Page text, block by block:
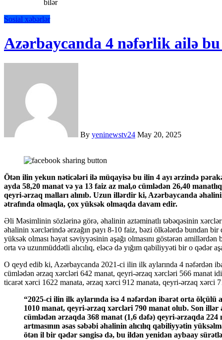
bilər
Sosial xəbərlər
Azərbaycanda 4 nəfərlik ailə
By yeninewstv24 May 20, 2025
Ötən ilin yekun nəticələri ilə müqayisə bu ilin 4 ayı ərzində pərakəndə ticarət şəbəkəsində əhalinin bir nəfəri orta hesabla
ayda 58,20 manat və ya 13 faiz az mal,o cümlədən 26,40
qeyri-ərzaq malları alınıb. Uzun illərdir ki, Azərbaycanda
ətrafında olmaqla, çox yüksək olmaqda davam edir.
Əli Məsimlinin sözlərinə görə, əhalinin aztəminatlı təbəqəsinin
əhalinin xərclərində ərzağın payı 8-10 faiz, bəzi ölkələrdə bundan
yüksək olması həyat səviyyəsinin aşağı olmasını göstərən
orta və uzunmüddətli alıcılıq, eləcə də yığım qabiliyyəti bir o qədər
O qeyd edib ki, Azərbaycanda 2021-ci ilin ilk aylarında 4 nəfərdən
cümlədən ərzaq xərcləri 642 manat, qeyri-ərzaq xərcləri 566 manat
ticarət xərci 1622 manata, ərzaq xərci 912 manata, qeyri-ərzaq xərci
“2025-ci ilin ilk aylarında isə 4 nəfərdən ibarət orta ölçülü ailənin ticarət xərcləri 1800 manat, ərzaq xərcləri
1010 manat, qeyri-ərzaq xərcləri 790 manat olub. Son
cümlədən ərzaqda 368 manat (1,6 dəfə) qeyri-ərzaqda
artmasının əsas səbəbi əhalinin alıcılıq qabiliyyətin
ötən il bir qədər səngisə də, bu ildən yenidən aybaay